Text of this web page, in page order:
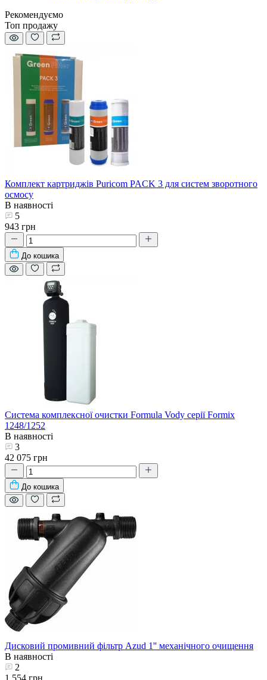
Рекомендуємо
Топ продажу
Комплект картриджів Puricom PACK 3 для систем зворотного
осмосу
В наявності
5
943 грн
До кошика
Система комплексної очистки Formula Vody серії Formix
1248/1252
В наявності
3
42 075 грн
До кошика
Дисковий промивний фільтр Azud 1'' механічного очищення
В наявності
2
1 554 грн